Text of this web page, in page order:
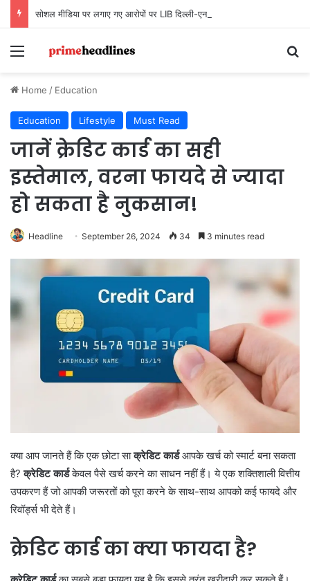
Menu
Home / Education
Education Lifestyle Must Read
जानें क्रेडिट कार्ड का सही
इस्तेमाल, वरना फायदे से ज्यादा
हो सकता है नुकसान!
Headline September 26, 2024 34 3 minutes read
क्या आप जानते हैं कि एक छोटा साक्रेडिट कार्डआपके खर्च को स्मार्ट बना सकता
है?क्रेडिट कार्डकेवल पैसे खर्च करने का साधन नहीं हैं। ये एक शक्तिशाली वित्तीय
उपकरण हैं जो आपकी जरूरतों को पूरा करने के साथ-साथ आपको कई फायदे और
रिवॉर्ड्स भी देते हैं।
क्रेडिट कार्ड का क्या फायदा है?